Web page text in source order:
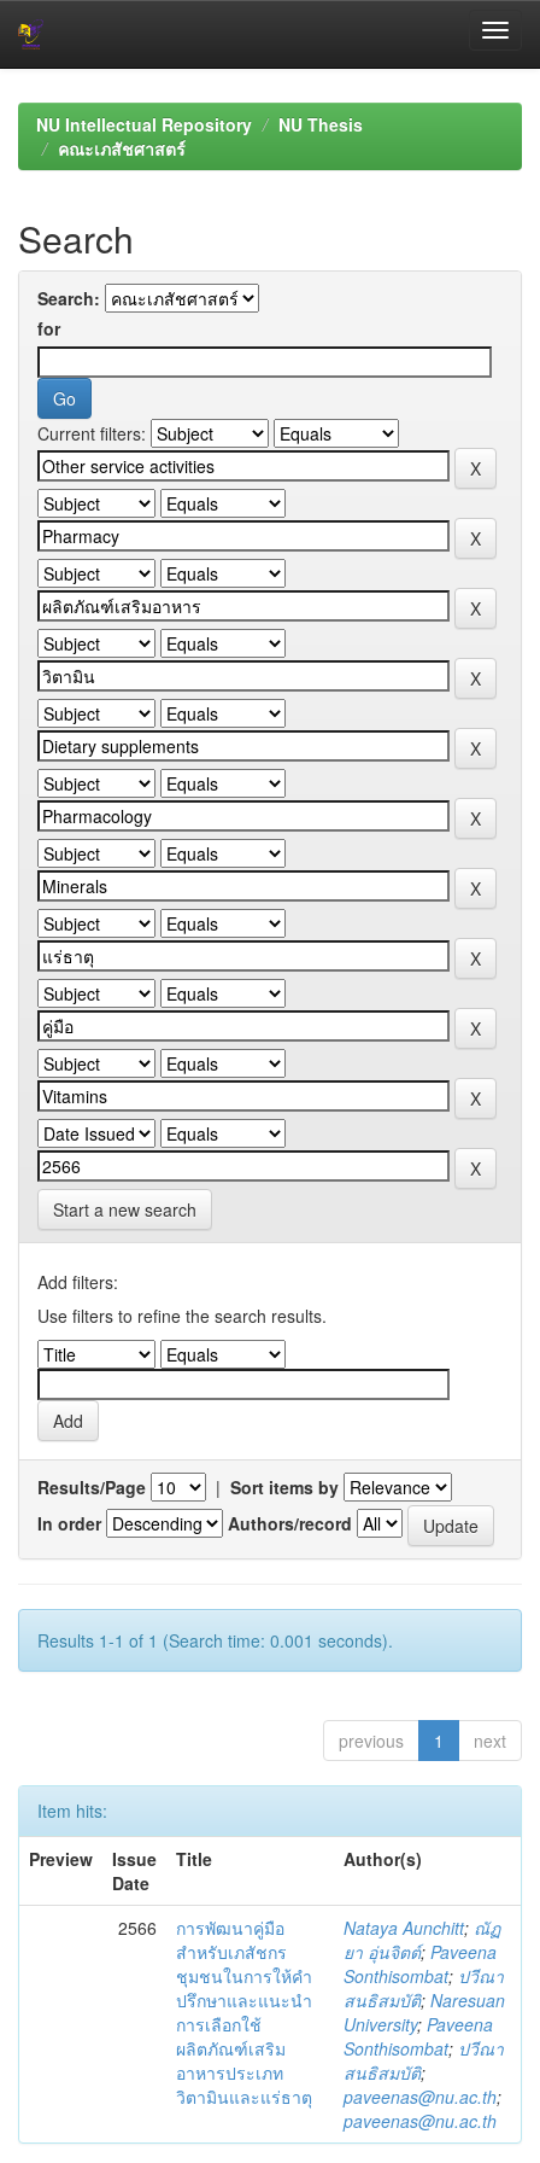
navigationNU Intellectual Repository
NU Thesis
คณะเภสัชศาสตร์
Search
Search:
for
Current filters:
Start a new search
Add filters:
Use filters to refine the search results.
Results/Page | Sort items by
In order
Authors/record
Results 1-1 of 1 (Search time: 0.001 seconds).
previous 1 next
Item hits:
Preview
Issue
Date
Title Author(s)
2566
การพัฒนาคู่มือ
สำหรับเภสัชกร
ชุมชนในการให้คำ
ปรึกษาและแนะนำ
การเลือกใช้
ผลิตภัณฑ์เสริม
อาหารประเภท
วิตามินและแร่ธาตุ
Nataya Aunchitt; ณัฏ
ยา อุ่นจิตต์; Paveena
Sonthisombat; ปวีณา
สนธิสมบัติ; Naresuan
University; Paveena
Sonthisombat; ปวีณา
สนธิสมบัติ;
paveenas@nu.ac.th;
paveenas@nu.ac.th